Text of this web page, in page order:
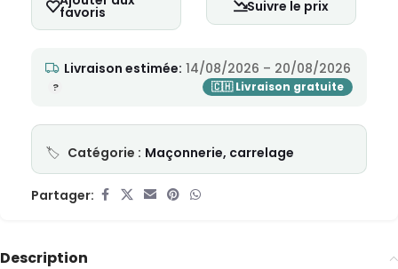
favoris Suivre le prix
Livraison estimée: 14/08/2026 – 20/08/2026
Catégorie : Maçonnerie, carrelage
Partager:
Description